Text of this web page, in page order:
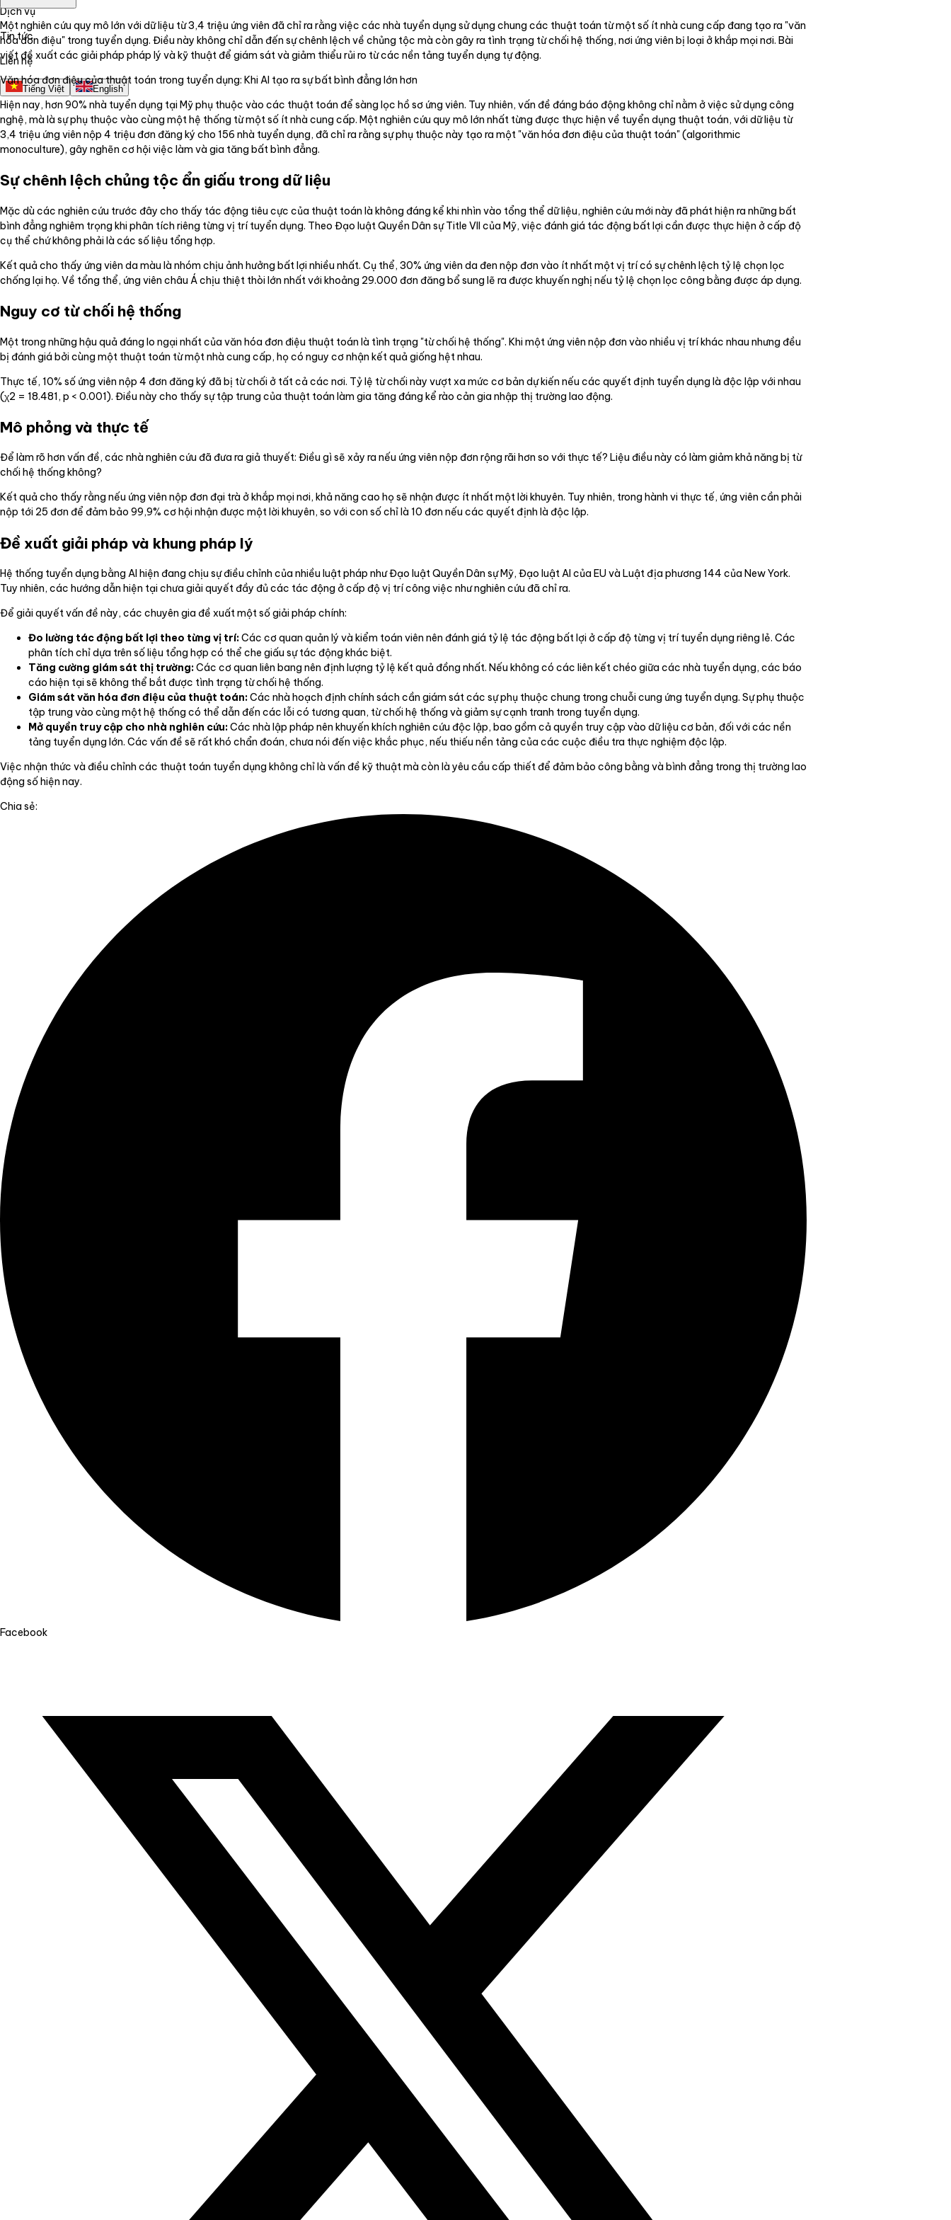
Dịch vụ
Tin tức
Liên hệ
Tiếng Việt English
Một nghiên cứu quy mô lớn với dữ liệu từ 3,4 triệu ứng viên đã chỉ ra rằng việc các nhà tuyển dụng sử dụng chung các thuật toán từ một số ít nhà cung cấp đang tạo ra "văn
hóa đơn điệu" trong tuyển dụng. Điều này không chỉ dẫn đến sự chênh lệch về chủng tộc mà còn gây ra tình trạng từ chối hệ thống, nơi ứng viên bị loại ở khắp mọi nơi. Bài
viết đề xuất các giải pháp pháp lý và kỹ thuật để giám sát và giảm thiểu rủi ro từ các nền tảng tuyển dụng tự động.
Văn hóa đơn điệu của thuật toán trong tuyển dụng: Khi AI tạo ra sự bất bình đẳng lớn hơn
Hiện nay, hơn 90% nhà tuyển dụng tại Mỹ phụ thuộc vào các thuật toán để sàng lọc hồ sơ ứng viên. Tuy nhiên, vấn đề đáng báo động không chỉ nằm ở việc sử dụng công
nghệ, mà là sự phụ thuộc vào cùng một hệ thống từ một số ít nhà cung cấp. Một nghiên cứu quy mô lớn nhất từng được thực hiện về tuyển dụng thuật toán, với dữ liệu từ
3,4 triệu ứng viên nộp 4 triệu đơn đăng ký cho 156 nhà tuyển dụng, đã chỉ ra rằng sự phụ thuộc này tạo ra một "văn hóa đơn điệu của thuật toán" (algorithmic
monoculture), gây nghẽn cơ hội việc làm và gia tăng bất bình đẳng.
Sự chênh lệch chủng tộc ẩn giấu trong dữ liệu
Mặc dù các nghiên cứu trước đây cho thấy tác động tiêu cực của thuật toán là không đáng kể khi nhìn vào tổng thể dữ liệu, nghiên cứu mới này đã phát hiện ra những bất
bình đẳng nghiêm trọng khi phân tích riêng từng vị trí tuyển dụng. Theo Đạo luật Quyền Dân sự Title VII của Mỹ, việc đánh giá tác động bất lợi cần được thực hiện ở cấp độ
cụ thể chứ không phải là các số liệu tổng hợp.
Kết quả cho thấy ứng viên da màu là nhóm chịu ảnh hưởng bất lợi nhiều nhất. Cụ thể, 30% ứng viên da đen nộp đơn vào ít nhất một vị trí có sự chênh lệch tỷ lệ chọn lọc
chống lại họ. Về tổng thể, ứng viên châu Á chịu thiệt thòi lớn nhất với khoảng 29.000 đơn đăng bổ sung lẽ ra được khuyến nghị nếu tỷ lệ chọn lọc công bằng được áp dụng.
Nguy cơ từ chối hệ thống
Một trong những hậu quả đáng lo ngại nhất của văn hóa đơn điệu thuật toán là tình trạng "từ chối hệ thống". Khi một ứng viên nộp đơn vào nhiều vị trí khác nhau nhưng đều
bị đánh giá bởi cùng một thuật toán từ một nhà cung cấp, họ có nguy cơ nhận kết quả giống hệt nhau.
Thực tế, 10% số ứng viên nộp 4 đơn đăng ký đã bị từ chối ở tất cả các nơi. Tỷ lệ từ chối này vượt xa mức cơ bản dự kiến nếu các quyết định tuyển dụng là độc lập với nhau
(χ2 = 18.481, p < 0.001). Điều này cho thấy sự tập trung của thuật toán làm gia tăng đáng kể rào cản gia nhập thị trường lao động.
Mô phỏng và thực tế
Để làm rõ hơn vấn đề, các nhà nghiên cứu đã đưa ra giả thuyết: Điều gì sẽ xảy ra nếu ứng viên nộp đơn rộng rãi hơn so với thực tế? Liệu điều này có làm giảm khả năng bị từ
chối hệ thống không?
Kết quả cho thấy rằng nếu ứng viên nộp đơn đại trà ở khắp mọi nơi, khả năng cao họ sẽ nhận được ít nhất một lời khuyên. Tuy nhiên, trong hành vi thực tế, ứng viên cần phải
nộp tới 25 đơn để đảm bảo 99,9% cơ hội nhận được một lời khuyên, so với con số chỉ là 10 đơn nếu các quyết định là độc lập.
Đề xuất giải pháp và khung pháp lý
Hệ thống tuyển dụng bằng AI hiện đang chịu sự điều chỉnh của nhiều luật pháp như Đạo luật Quyền Dân sự Mỹ, Đạo luật AI của EU và Luật địa phương 144 của New York.
Tuy nhiên, các hướng dẫn hiện tại chưa giải quyết đầy đủ các tác động ở cấp độ vị trí công việc như nghiên cứu đã chỉ ra.
Để giải quyết vấn đề này, các chuyên gia đề xuất một số giải pháp chính:
Đo lường tác động bất lợi theo từng vị trí:Các cơ quan quản lý và kiểm toán viên nên đánh giá tỷ lệ tác động bất lợi ở cấp độ từng vị trí tuyển dụng riêng lẻ. Các
phân tích chỉ dựa trên số liệu tổng hợp có thể che giấu sự tác động khác biệt.
Tăng cường giám sát thị trường:Các cơ quan liên bang nên định lượng tỷ lệ kết quả đồng nhất. Nếu không có các liên kết chéo giữa các nhà tuyển dụng, các báo
cáo hiện tại sẽ không thể bắt được tình trạng từ chối hệ thống.
Giám sát văn hóa đơn điệu của thuật toán:Các nhà hoạch định chính sách cần giám sát các sự phụ thuộc chung trong chuỗi cung ứng tuyển dụng. Sự phụ thuộc
tập trung vào cùng một hệ thống có thể dẫn đến các lỗi có tương quan, từ chối hệ thống và giảm sự cạnh tranh trong tuyển dụng.
Mở quyền truy cập cho nhà nghiên cứu:Các nhà lập pháp nên khuyến khích nghiên cứu độc lập, bao gồm cả quyền truy cập vào dữ liệu cơ bản, đối với các nền
tảng tuyển dụng lớn. Các vấn đề sẽ rất khó chẩn đoán, chưa nói đến việc khắc phục, nếu thiếu nền tảng của các cuộc điều tra thực nghiệm độc lập.
Việc nhận thức và điều chỉnh các thuật toán tuyển dụng không chỉ là vấn đề kỹ thuật mà còn là yêu cầu cấp thiết để đảm bảo công bằng và bình đẳng trong thị trường lao
động số hiện nay.
Chia sẻ:
Facebook